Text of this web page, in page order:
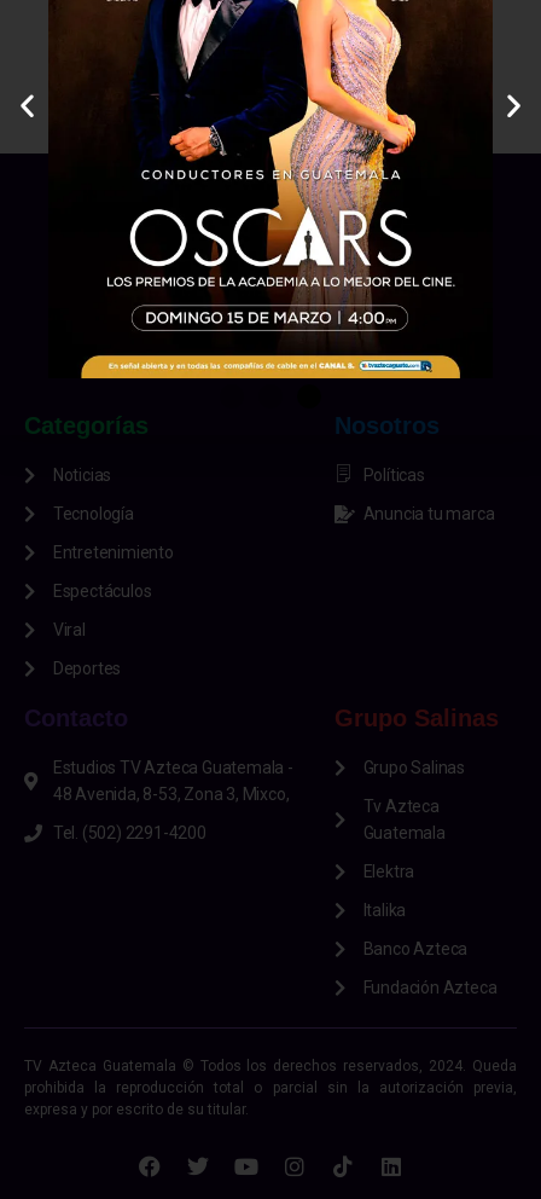
Categorías
Noticias
Tecnología
Entretenimiento
Espectáculos
Viral
Deportes
Nosotros
Políticas
Anuncia tu marca
Contacto
Estudios TV Azteca Guatemala -
48 Avenida, 8-53, Zona 3, Mixco,
Tel. (502) 2291-4200
Grupo Salinas
Grupo Salinas
Tv Azteca
Guatemala
Elektra
Italika
Banco Azteca
Fundación Azteca
TV Azteca Guatemala © Todos los derechos reservados, 2024. Queda
prohibida la reproducción total o parcial sin la autorización previa,
expresa y por escrito de su titular.